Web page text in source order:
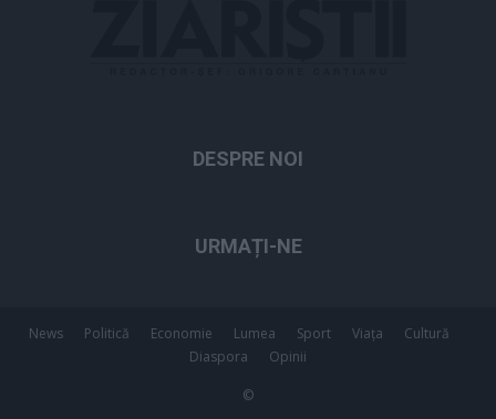
DESPRE NOI
URMAȚI-NE
News Politică Economie Lumea Sport Viața
Cultură
Diaspora
Opinii
©